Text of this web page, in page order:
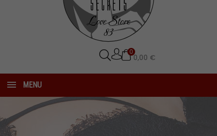
0
0,00 €
MENU